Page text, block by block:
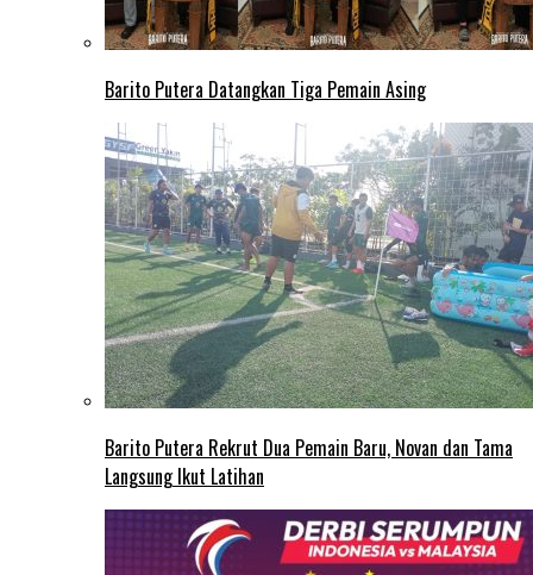
Barito Putera Datangkan Tiga Pemain Asing
Barito Putera Rekrut Dua Pemain Baru, Novan dan Tama
Langsung Ikut Latihan